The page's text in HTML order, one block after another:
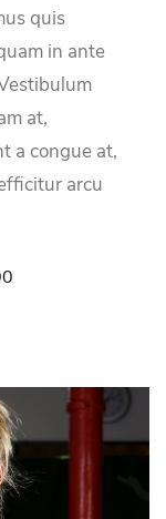
quis
in ante
at,
a congue at,
arcu